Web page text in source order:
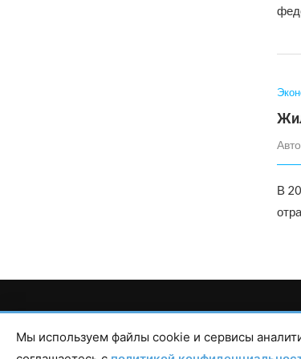
В
Республика Дагестан, г. Махачкала, пр-т
Мы используем файлы cookie и сервисы